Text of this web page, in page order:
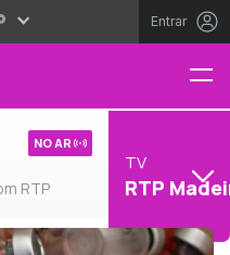
Entrar
RTP
NO AR
TV
RTP